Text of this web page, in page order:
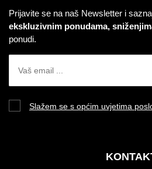
Prijavite se na naš Newsletter i
ekskluzivnim ponudama,
ponudi.
Slažem se s općim uvjetima